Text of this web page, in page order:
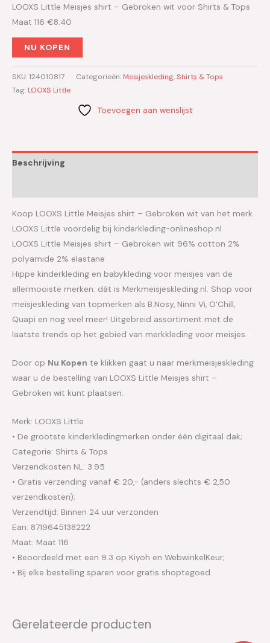
LOOXS Little Meisjes shirt – Gebroken wit voor Shirts & Tops
Maat 116 €8.40
NU KOPEN
SKU:124010817 Categorieën: Meisjeskleding,Shirts & Tops
Tag: LOOXS Little
Toevoegen aan wenslijst
Beschrijving
Koop LOOXS Little Meisjes shirt – Gebroken wit van het merk
LOOXS Little voordelig bij kinderkleding-onlineshop.nl
LOOXS Little Meisjes shirt – Gebroken wit 96% cotton 2%
polyamide 2% elastane
Hippe kinderkleding en babykleding voor meisjes van de
allermooiste merken: dát is Merkmeisjeskleding.nl. Shop voor
meisjeskleding van topmerken als B.Nosy, Ninni Vi, O’Chill,
Quapi en nog veel meer! Uitgebreid assortiment met de
laatste trends op het gebied van merkkleding voor meisjes.
Door op Nu Kopen te klikken gaat u naar merkmeisjeskleding
waar u de bestelling van LOOXS Little Meisjes shirt –
Gebroken wit kunt plaatsen.
Merk: LOOXS Little
• De grootste kinderkledingmerken onder één digitaal dak;
Categorie: Shirts & Tops
Verzendkosten NL: 3.95
• Gratis verzending vanaf € 20,- (anders slechts € 2,50
verzendkosten);
Verzendtijd: Binnen 24 uur verzonden
Ean: 8719645138222
Maat: Maat 116
• Beoordeeld met een 9.3 op Kiyoh en WebwinkelKeur;
• Bij elke bestelling sparen voor gratis shoptegoed.
Gerelateerde producten